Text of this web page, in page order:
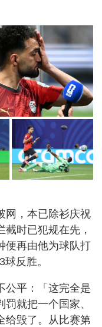
网，本已除衫庆祝
时已犯规在先，
便再由他为球队打
反胜。
公平：「这完全是
就把一个国家、
给毁了。从比赛第